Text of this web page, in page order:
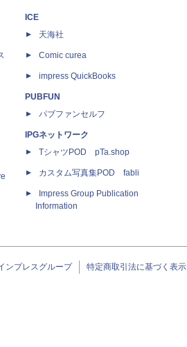
ICE
天海社
Comic curea
impress QuickBooks
PUBFUN
パブファンセルフ
IPGネットワーク
TシャツPOD pTa.shop
カスタム写真集POD fabli
Impress Group Publication
Information
ンプレスグループ 特定商取引法に基づく表示